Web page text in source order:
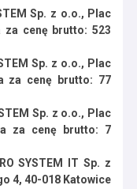
Sp. z o.o., Plac
za cenę brutto: 523
Sp. z o.o., Plac
za cenę brutto: 77
Sp. z o.o., Plac
za cenę brutto: 7
SYSTEM IT Sp. z
4, 40-018 Katowice